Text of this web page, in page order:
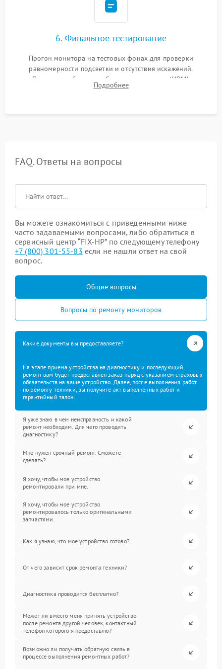
6. Финальное тестирование
Прогон монитора на тестовых фонах для проверки
равномерности подсветки и отсутствия искажений.
Проверка работоспособности всех портов (HDMI,
DisplayPort, VGA) и кнопок управления под нагрузкой в
Подробнее
FAQ. Ответы на вопросы
Вы можете ознакомиться с приведенными ниже
часто задаваемыми вопросами, либо обратиться в
сервисный центр “FIX-HP” по следующему телефону
+7 (800) 301-55-83 если не нашли ответ на свой
вопрос.
Общие вопросы
Вопросы по ремонту мониторов
Какие документы вы предоставляете?
На этапе приема устройства на диагностику и последующий
ремонт вам будет предоставлен заказ-наряд с указанием страховых
обязательств на ваше устройство. Далее, после выполнения работ
по ремонту техники, вы получите акт выполненных работ и
гарантийный талон.
Я уже знаю в чем неисправность и какой
ремонт необходим. Для чего проводить
диагностику?
Мне нужен срочный ремонт. Сможете
сделать?
Я хочу, чтобы мое устройство
ремонтировали при мне.
Я хочу, чтобы мое устройство
ремонтировалось только оригинальными
запчастями.
Как я узнаю, что мое устройство готово?
От чего зависит срок ремонта техники?
Диагностика проводится бесплатно?
Может ли вместо меня принять устройство
после ремонта другой человек, контактный
телефон которого я предоставлю?
Возможно ли получать обратную связь в
процессе выполнения ремонтных работ?